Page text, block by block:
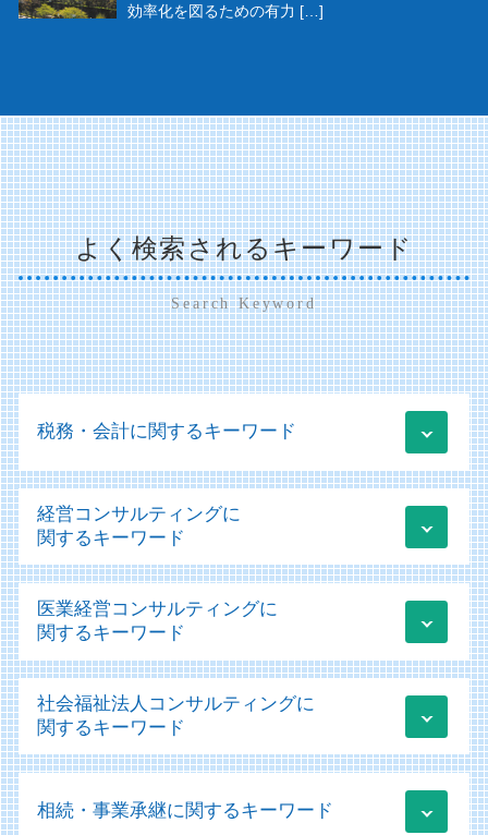
効率化を図るための有力 […]
よく検索されるキーワード
Search Keyword
税務・会計に関するキーワード
顧問業務
税務相談とは
税務相談 どこまで
税務申告 e-tax
税務相談 節税
顧問業務 会計士
税務 売上計上漏れ
法人 税務調査
税務 会計 違い
青色申告 白色申告 違い わかりやすく
経営コンサルティングに
関するキーワード
資金調達
経営改善計画 補助金
経営改善計画 様式
経営改善計画 コロナ
クラウド 運用支援
新規事業助成金 個人事業主
資金調達方法 種類
医業経営コンサルティングに
関するキーワード
医療会計
医療法人 設立
医療法人の設立 許可
医療法人 資本金
社会福祉法人コンサルティングに
関するキーワード
社会福祉法人 勘定科目
相続・事業承継に関するキーワード